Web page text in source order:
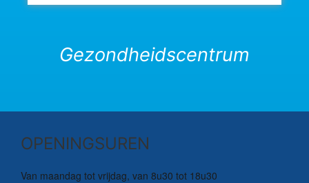
Gezondheidscentrum
OPENINGSUREN
Van maandag tot vrijdag, van 8u30 tot 18u30